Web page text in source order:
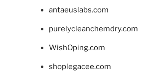
antaeuslabs.com
purelycleanchemdry.com
WishOping.com
shoplegacee.com